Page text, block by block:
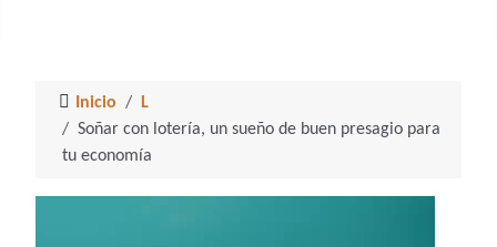
Inicio
L
Soñar con lotería, un sueño de buen presagio para
tu economía